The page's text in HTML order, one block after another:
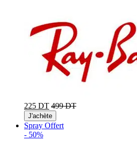
225 DT 499 DT
J'achète
Spray Offert
- 50%